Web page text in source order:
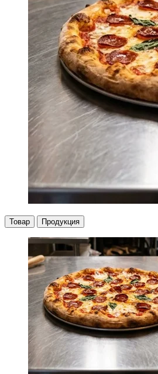
Товар Продукция